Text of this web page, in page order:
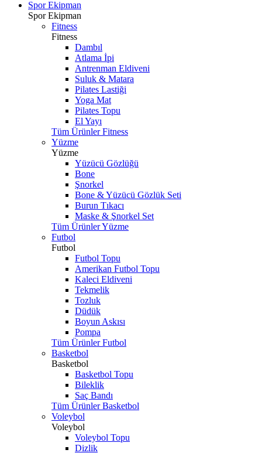
Spor Ekipman
Spor Ekipman
Fitness
Fitness
Dambıl
Atlama İpi
Antrenman Eldiveni
Suluk & Matara
Pilates Lastiği
Yoga Mat
Pilates Topu
El Yayı
Tüm Ürünler Fitness
Yüzme
Yüzme
Yüzücü Gözlüğü
Bone
Şnorkel
Bone & Yüzücü Gözlük Seti
Burun Tıkacı
Maske & Şnorkel Set
Tüm Ürünler Yüzme
Futbol
Futbol
Futbol Topu
Amerikan Futbol Topu
Kaleci Eldiveni
Tekmelik
Tozluk
Düdük
Boyun Askısı
Pompa
Tüm Ürünler Futbol
Basketbol
Basketbol
Basketbol Topu
Bileklik
Saç Bandı
Tüm Ürünler Basketbol
Voleybol
Voleybol
Voleybol Topu
Dizlik